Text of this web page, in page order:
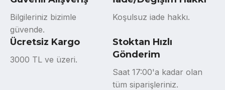
Bilgileriniz bizimle
güvende.
Koşulsuz iade hakkı.
Ücretsiz Kargo
3000 TL ve üzeri.
Stoktan Hızlı
Gönderim
Saat 17:00'a kadar olan
tüm siparişleriniz.